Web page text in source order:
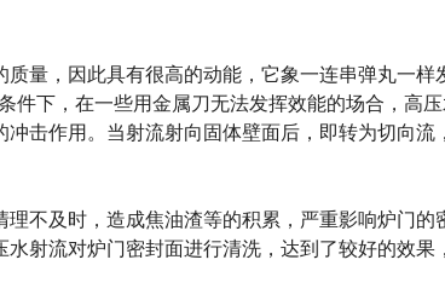
，因此具有很高的动能，它象一连串弹丸一样
件下，在一些用金属刀无法发挥效能的场合，高
击作用。当射流射向固体壁面后，即转为切向
及时，造成焦油渣等的积累，严重影响炉门的
射流对炉门密封面进行清洗，达到了较好的效